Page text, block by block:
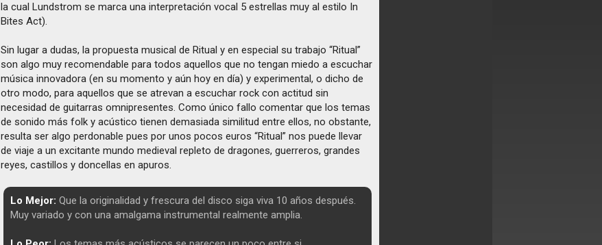
la cual Lundstrom se marca una interpretación vocal 5 estrellas muy al estilo In
Bites Act).
Sin lugar a dudas, la propuesta musical de Ritual y en especial su trabajo “Ritual”
son algo muy recomendable para todos aquellos que no tengan miedo a escuchar
música innovadora (en su momento y aún hoy en día) y experimental, o dicho de
otro modo, para aquellos que se atrevan a escuchar rock con actitud sin
necesidad de guitarras omnipresentes. Como único fallo comentar que los temas
de sonido más folk y acústico tienen demasiada similitud entre ellos, no obstante,
resulta ser algo perdonable pues por unos pocos euros “Ritual” nos puede llevar
de viaje a un excitante mundo medieval repleto de dragones, guerreros, grandes
reyes, castillos y doncellas en apuros.
Lo Mejor: Que la originalidad y frescura del disco siga viva 10 años después.
Muy variado y con una amalgama instrumental realmente amplia.